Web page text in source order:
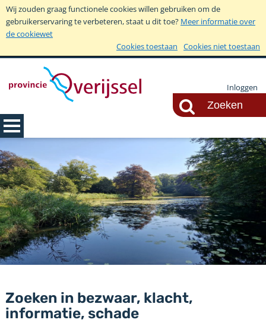
Wij zouden graag functionele cookies willen gebruiken om de
gebruikerservaring te verbeteren, staat u dit toe? Meer informatie over
de cookiewet
Cookies toestaan
Cookies niet toestaan
Inloggen
Zoeken in bezwaar, klacht,
informatie, schade